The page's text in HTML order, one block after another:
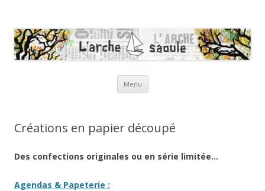
artisanales en papier
Menu Aller au contenu principal
Créations en papier découpé
Des confections originales ou en série limitée…
Agendas & Papeterie :